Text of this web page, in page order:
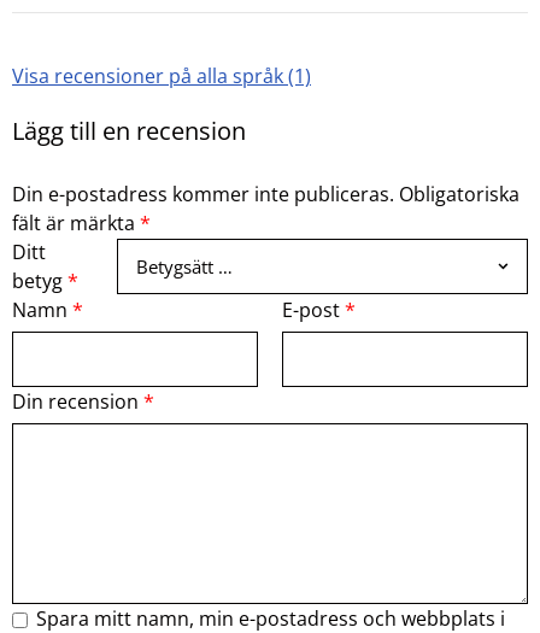
Visa recensioner på alla språk (1)
Lägg till en recension
Din e-postadress kommer inte publiceras. Obligatoriska
fält är märkta *
Ditt
betyg*
Din recension *
Namn * E-post*
Spara mitt namn, min e-postadress och webbplats i